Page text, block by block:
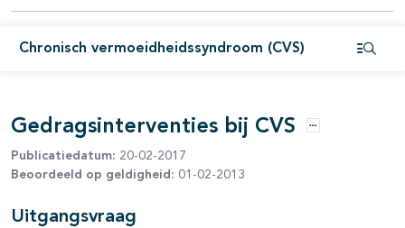
Chronisch vermoeidheidssyndroom (CVS)
Gedragsinterventies bij CVS Opties
Publicatiedatum: 20-02-2017
Beoordeeld op geldigheid: 01-02-2013
Uitgangsvraag